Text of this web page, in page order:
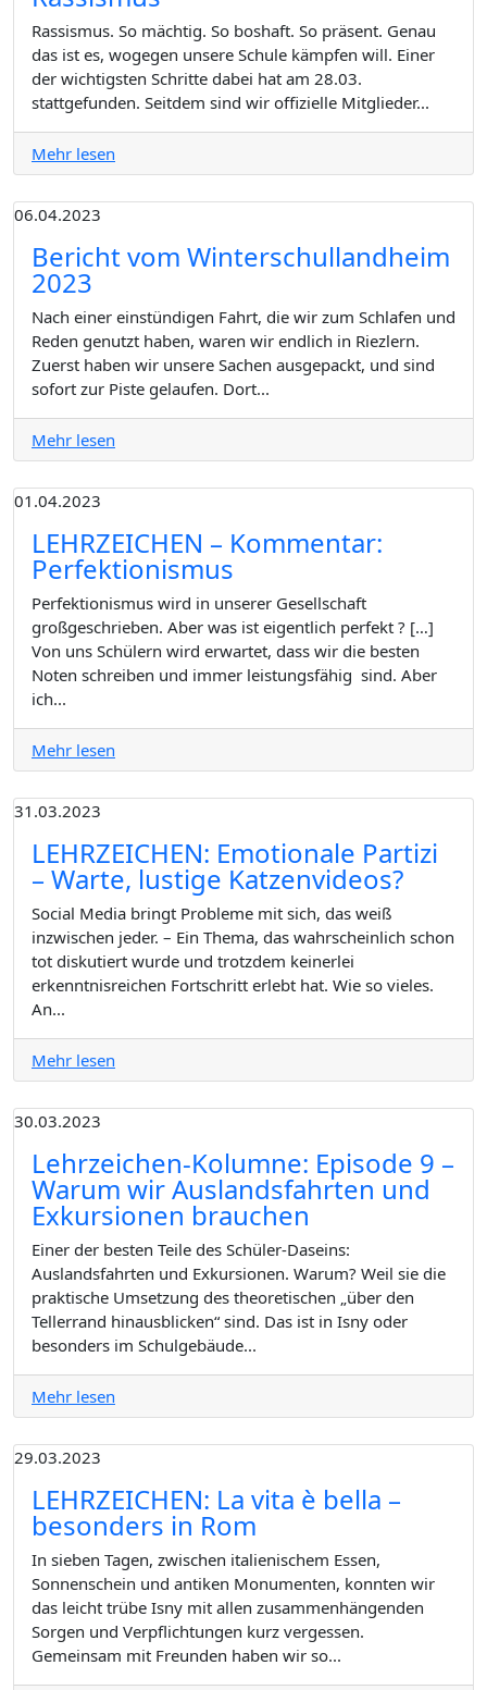
Rassismus. So mächtig. So boshaft. So präsent. Genau
das ist es, wogegen unsere Schule kämpfen will. Einer
der wichtigsten Schritte dabei hat am 28.03.
stattgefunden. Seitdem sind wir offizielle Mitglieder...
Mehr lesen
06.04.2023
Bericht vom Winterschullandheim
2023
Nach einer einstündigen Fahrt, die wir zum Schlafen und
Reden genutzt haben, waren wir endlich in Riezlern.
Zuerst haben wir unsere Sachen ausgepackt, und sind
sofort zur Piste gelaufen. Dort...
Mehr lesen
01.04.2023
LEHRZEICHEN – Kommentar:
Perfektionismus
Perfektionismus wird in unserer Gesellschaft
großgeschrieben. Aber was ist eigentlich perfekt ? […]
Von uns Schülern wird erwartet, dass wir die besten
Noten schreiben und immer leistungsfähig sind. Aber
ich...
Mehr lesen
31.03.2023
LEHRZEICHEN: Emotionale Partizi
– Warte, lustige Katzenvideos?
Social Media bringt Probleme mit sich, das weiß
inzwischen jeder. – Ein Thema, das wahrscheinlich schon
tot diskutiert wurde und trotzdem keinerlei
erkenntnisreichen Fortschritt erlebt hat. Wie so vieles.
An...
Mehr lesen
30.03.2023
Lehrzeichen-Kolumne: Episode 9 –
Warum wir Auslandsfahrten und
Exkursionen brauchen
Einer der besten Teile des Schüler-Daseins:
Auslandsfahrten und Exkursionen. Warum? Weil sie die
praktische Umsetzung des theoretischen „über den
Tellerrand hinausblicken“ sind. Das ist in Isny oder
besonders im Schulgebäude...
Mehr lesen
29.03.2023
LEHRZEICHEN: La vita è bella –
besonders in Rom
In sieben Tagen, zwischen italienischem Essen,
Sonnenschein und antiken Monumenten, konnten wir
das leicht trübe Isny mit allen zusammenhängenden
Sorgen und Verpflichtungen kurz vergessen.
Gemeinsam mit Freunden haben wir so...